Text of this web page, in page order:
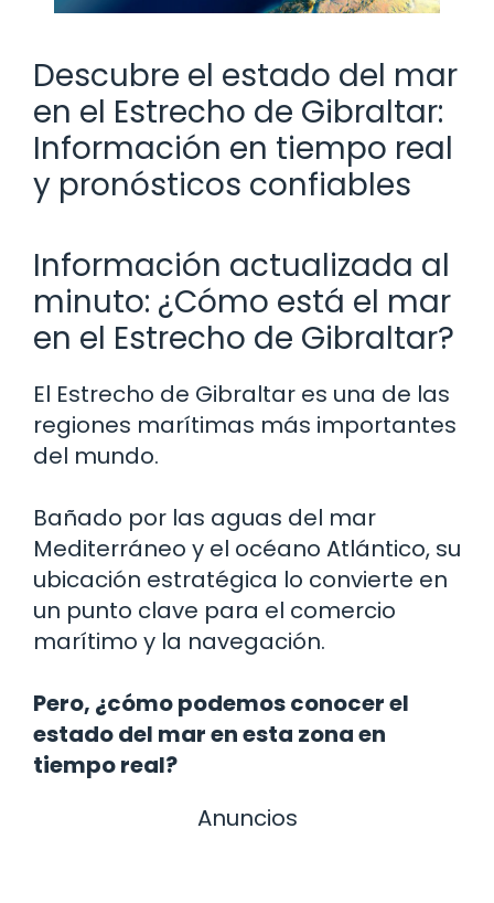
Descubre el estado del mar
en el Estrecho de Gibraltar:
Información en tiempo real
y pronósticos confiables
Información actualizada al
minuto: ¿Cómo está el mar
en el Estrecho de Gibraltar?
El Estrecho de Gibraltar es una de las
regiones marítimas más importantes
del mundo.
Bañado por las aguas del mar
Mediterráneo y el océano Atlántico, su
ubicación estratégica lo convierte en
un punto clave para el comercio
marítimo y la navegación.
Pero, ¿cómo podemos conocer el
estado del mar en esta zona en
tiempo real?
Anuncios